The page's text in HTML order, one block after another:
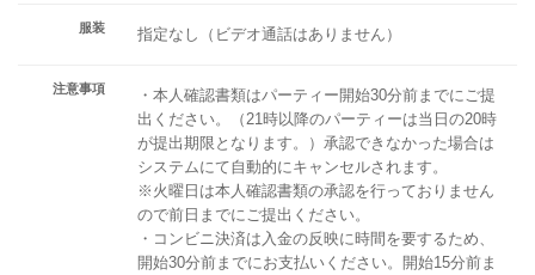
服装 指定なし（ビデオ通話はありません）
注意事項
・本人確認書類はパーティー開始30分前までにご提
出ください。（21時以降のパーティーは当日の20時
が提出期限となります。）承認できなかった場合は
システムにて自動的にキャンセルされます。
※火曜日は本人確認書類の承認を行っておりません
ので前日までにご提出ください。
・コンビニ決済は入金の反映に時間を要するため、
開始30分前までにお支払いください。開始15分前ま